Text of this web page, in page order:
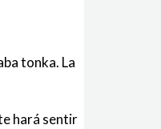
tonka. La
hará sentir